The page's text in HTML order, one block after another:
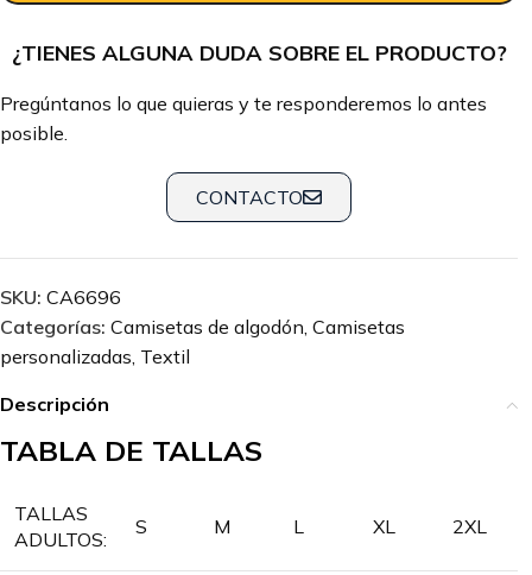
¿TIENES ALGUNA DUDA SOBRE EL PRODUCTO?
Pregúntanos lo que quieras y te responderemos lo antes
posible.
CONTACTO
SKU: CA6696
Categorías: Camisetas de algodón, Camisetas
personalizadas, Textil
Descripción
TABLA DE TALLAS
TALLAS
ADULTOS:
S M L XL 2XL